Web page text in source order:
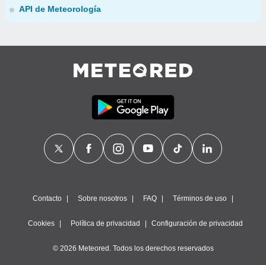
API de Meteorología
Contacto Sobre nosotros FAQ Términos de uso
Cookies Política de privacidad Configuración de privacidad
© 2026 Meteored. Todos los derechos reservados